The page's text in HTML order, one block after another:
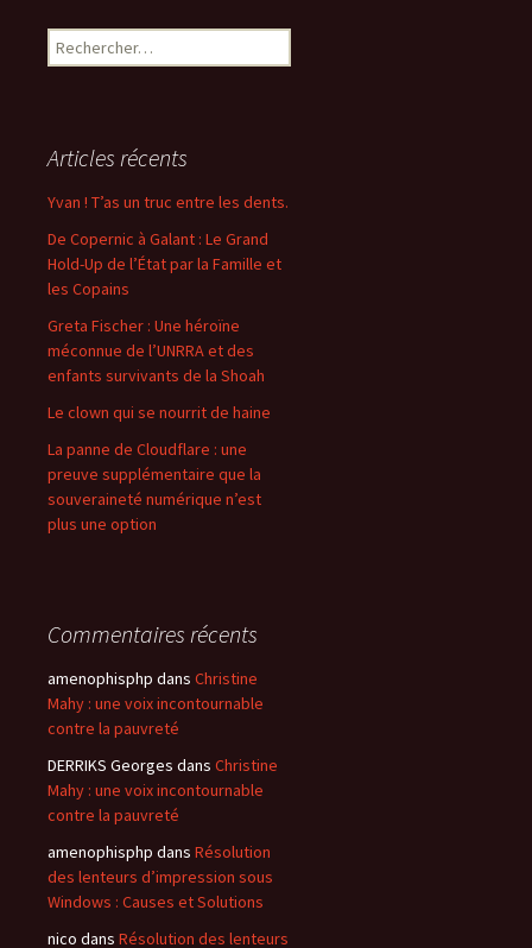
Rechercher :
Articles récents
Yvan ! T’as un truc entre les dents.
De Copernic à Galant : Le Grand
Hold-Up de l’État par la Famille et
les Copains
Greta Fischer : Une héroïne
méconnue de l’UNRRA et des
enfants survivants de la Shoah
Le clown qui se nourrit de haine
La panne de Cloudflare : une
preuve supplémentaire que la
souveraineté numérique n’est
plus une option
Commentaires récents
amenophisphp dans Christine
Mahy : une voix incontournable
contre la pauvreté
DERRIKS Georges dans Christine
Mahy : une voix incontournable
contre la pauvreté
amenophisphp dans Résolution
des lenteurs d’impression sous
Windows : Causes et Solutions
nico dans Résolution des lenteurs